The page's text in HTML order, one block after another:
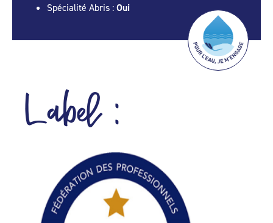
Spécialité Abris : Oui
Label :